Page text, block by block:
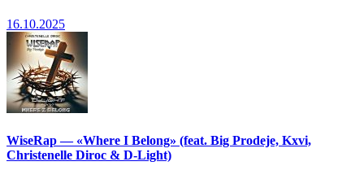
16.10.2025
WiseRap — «Where I Belong» (feat. Big Prodeje, Kxvi,
Christenelle Diroc & D-Light)